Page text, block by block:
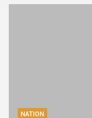
NATION